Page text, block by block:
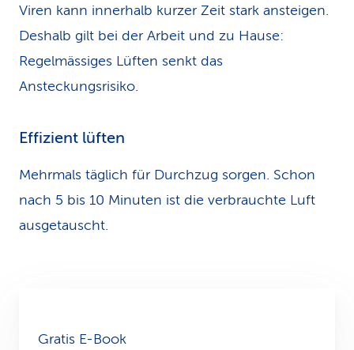
Viren kann innerhalb kurzer Zeit stark ansteigen.
Deshalb gilt bei der Arbeit und zu Hause:
Regelmässiges Lüften senkt das
Ansteckungsrisiko.
Effizient lüften
Mehrmals täglich für Durchzug sorgen. Schon
nach 5 bis 10 Minuten ist die verbrauchte Luft
ausgetauscht.
Gratis E-Book